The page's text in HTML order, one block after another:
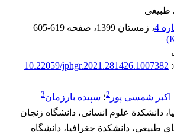
طبیعی
، زمستان 1399 ، صفحه 605-619
)
10.22059/jphgr.2021.281426.1007382
اکبر شمسی پور 2؛ سپیده بارزمان3
دانشکدة علوم انسانی، دانشگاه زنجان
طبیعی، دانشکدة جغرافیا، دانشگاه